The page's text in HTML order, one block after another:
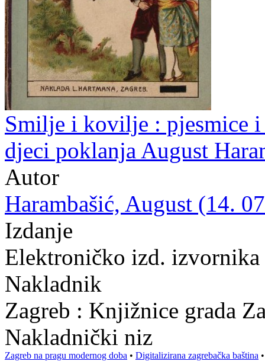
Smilje i kovilje : pjesmice
djeci poklanja August
Autor
Harambašić, August (14.
Izdanje
Elektroničko izd.
Nakladnik
Zagreb : Knjižnice grada
Nakladnički niz
Zagreb na pragu modernog doba • Digitalizirana zagrebačka baština